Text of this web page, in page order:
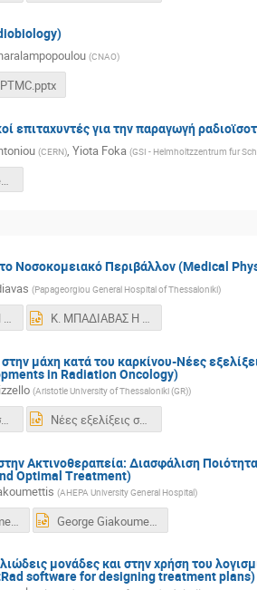
(CNAO)
PTMC.pptx
επιταχυντές για την παραγωγή
(CERN), Yiota Foka (GSI - Helmholtzzentrum fur
2026_03_27_Linear_Accelerators_medical_applications.pdf
Νοσοκομειακό Περιβάλλον (Medical
(Papageorgiou General Hospital of Thessaloniki)
Κ. ΜΠΑΔΙΑΒΑΣ Η Ιατρική Φυσική στο Νοσοκομειακό Περιβάλλον 010426 new.pdf Κ. ΜΠΑΔΙΑΒΑΣ Η Ιατρική Φυσική στο Νοσοκομειακό Περιβάλλον 010426 new.pptx
στην μάχη κατά του καρκίνου-Νέες
in Radiation Oncology)
(Aristotle University of Thessaloniki (GR))
Νέες εξελίξεις στην ακτινοθεραπευτική ογκολογία 2025.pdf Νέες εξελίξεις στην ακτινοθεραπευτική ογκολογία 2025.pptx
Ακτινοθεραπεία: Διασφάλιση
Optimal Treatment)
(AHEPA University General Hospital)
George Giakoumettis Ο Ακτινοφυσικός στην Ακτινοθεραπεία Διασφάλιση Ποιότητας και Βέλτιστης Θεραπείας.pptx
μονάδες και στην χρήση του
software for designing treatment plans)